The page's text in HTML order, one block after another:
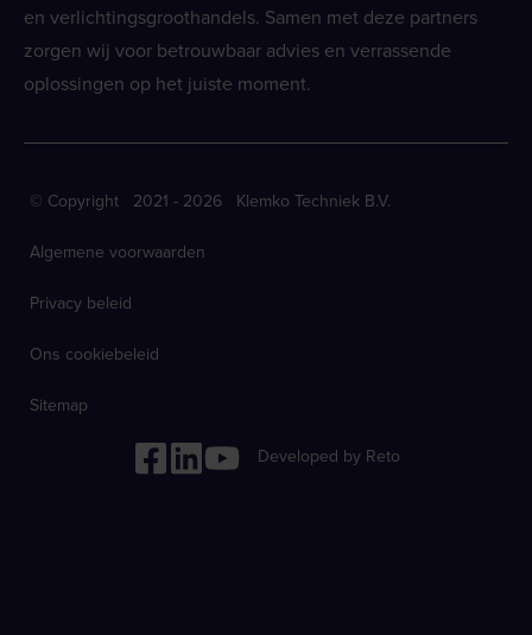
en verlichtingsgroothandels. Samen met deze partners
zorgen wij voor betrouwbaar advies en verrassende
oplossingen op het juiste moment.
© Copyright 2021 - 2026 Klemko Techniek B.V.
Algemene voorwaarden
Privacy beleid
Ons cookiebeleid
Sitemap
Developed by Reto